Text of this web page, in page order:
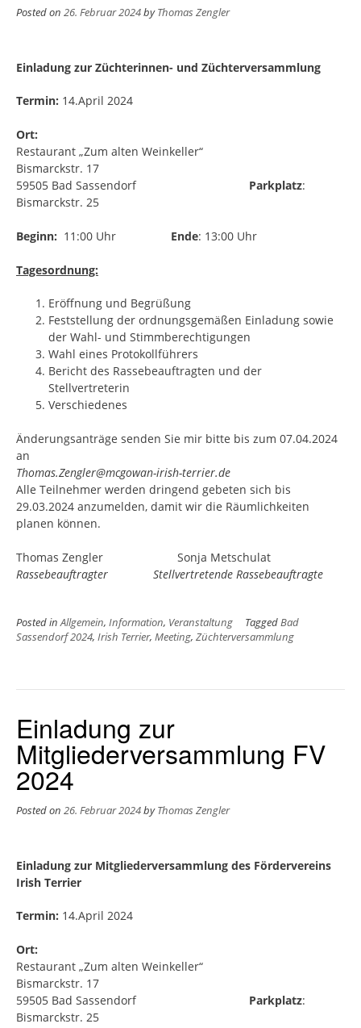
Posted on 26. Februar 2024byThomas Zengler
Einladung zur Züchterinnen- und Züchterversammlung
Termin: 14.April 2024
Ort:
Restaurant „Zum alten Weinkeller“
Bismarckstr. 17
59505 Bad Sassendorf Parkplatz:
Bismarckstr. 25
Beginn: 11:00 Uhr Ende: 13:00 Uhr
Tagesordnung:
Eröffnung und Begrüßung
Feststellung der ordnungsgemäßen Einladung sowie
der Wahl- und Stimmberechtigungen
Wahl eines Protokollführers
Bericht des Rassebeauftragten und der
Stellvertreterin
Verschiedenes
Änderungsanträge senden Sie mir bitte bis zum 07.04.2024
an
Thomas.Zengler@mcgowan-irish-terrier.de
Alle Teilnehmer werden dringend gebeten sich bis
29.03.2024 anzumelden, damit wir die Räumlichkeiten
planen können.
Thomas Zengler Sonja Metschulat
Rassebeauftragter Stellvertretende Rassebeauftragte
Posted inAllgemein, Information, Veranstaltung TaggedBad
Sassendorf 2024, Irish Terrier, Meeting, Züchterversammlung
Einladung zur
Mitgliederversammlung FV
2024
Posted on 26. Februar 2024byThomas Zengler
Einladung zur Mitgliederversammlung des Fördervereins
Irish Terrier
Termin: 14.April 2024
Ort:
Restaurant „Zum alten Weinkeller“
Bismarckstr. 17
59505 Bad Sassendorf Parkplatz:
Bismarckstr. 25